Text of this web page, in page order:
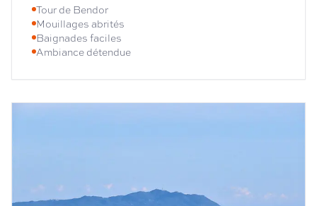
Tour de Bendor
Mouillages abrités
Baignades faciles
Ambiance détendue